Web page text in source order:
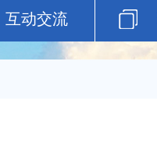
互动交流